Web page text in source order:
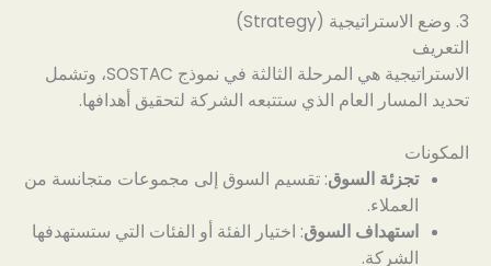
3. وضع الاستراتيجية (Strategy)
التعريف
الاستراتيجية هي المرحلة الثالثة في نموذج SOSTAC، وتشمل
تحديد المسار العام الذي ستتبعه الشركة لتحقيق أهدافها.
المكونات
تجزئة السوق: تقسيم السوق إلى مجموعات متجانسة من
العملاء.
استهداف السوق: اختيار الفئة أو الفئات التي ستستهدفها
الشركة.